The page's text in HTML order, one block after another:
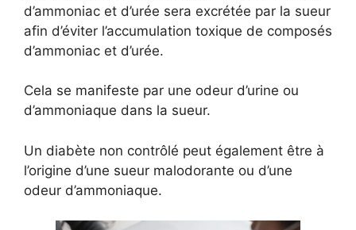
d’ammoniac et d’urée sera excrétée par la sueur
afin d’éviter l’accumulation toxique de composés
d’ammoniac et d’urée.
Cela se manifeste par une odeur d’urine ou
d’ammoniaque dans la sueur.
Un diabète non contrôlé peut également être à
l’origine d’une sueur malodorante ou d’une
odeur d’ammoniaque.